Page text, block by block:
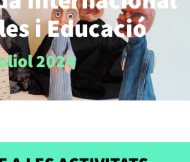
i Educació
2024